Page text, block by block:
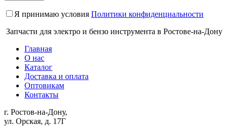
Я принимаю условия Политики конфиденциальности
Запчасти для электро и бензо инструмента в Ростове-на-Дону
Главная
О нас
Каталог
Доставка и оплата
Оптовикам
Контакты
г. Ростов-на-Дону,
ул. Орская, д. 17Г